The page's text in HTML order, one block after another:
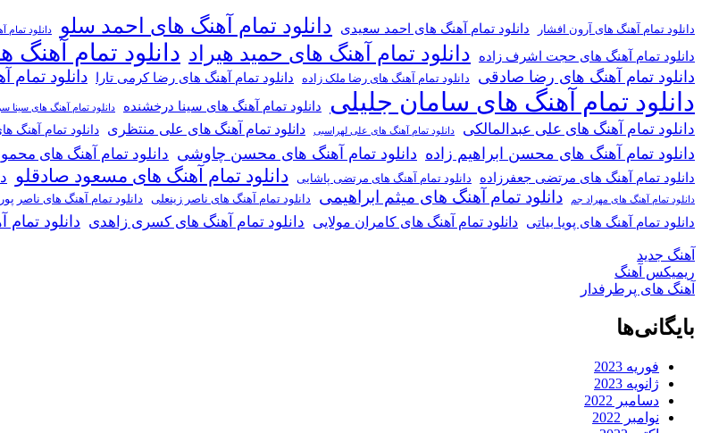
دانلود تمام آهنگ های آرون افشار دانلود تمام آهنگ های احمد سعیدی دانلود تمام آهنگ های احمد سلو دانلود
دانلود تمام آهنگ های حجت اشرف زاده دانلود تمام آهنگ های حمید هیراد دانلود تمام
دانلود تمام آهنگ های رضا صادقی
دانلود تمام آهنگ های رضا ملک زاده دانلود تمام آهنگ های رضا کرمی تارا دانلود
دانلود تمام آهنگ های سامان جلیلی دانلود تمام آهنگ های سینا درخشنده دانلود تمام آهنگ های سینا
دانلود تمام آهنگ های علی عبدالمالکی دانلود تمام آهنگ های علی لهراسبی دانلود تمام آهنگ های علی منتظری دانلود تمام آهنگ
دانلود تمام آهنگ های محسن ابراهیم زاده دانلود تمام آهنگ های محسن چاوشی دانلود تمام آهنگ های
دانلود تمام آهنگ های مرتضی جعفرزاده دانلود تمام آهنگ های مرتضی پاشایی دانلود تمام آهنگ های مسعود صادقلو
دانلود تمام آهنگ های مهراد جم دانلود تمام آهنگ های میثم ابراهیمی دانلود تمام آهنگ های ناصر زینعلی دانلود تمام آهنگ های ناصر
دانلود تمام آهنگ های پویا بیاتی دانلود تمام آهنگ های کامران مولایی دانلود تمام آهنگ های کسری زاهدی دانلود
آهنگ جدید
ریمیکس آهنگ
آهنگ های پرطرفدار
بایگانی‌ها
فوریه 2023
ژانویه 2023
دسامبر 2022
نوامبر 2022